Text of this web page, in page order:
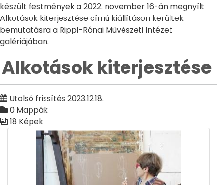
készült festmények a 2022. november 16-án megnyílt
Alkotások kiterjesztése című kiállításon kerültek
bemutatásra a Rippl-Rónai Művészeti Intézet
galériájában.
Alkotások
Utolsó frissítés 2023.12.18.
0 Mappák
18 Képek